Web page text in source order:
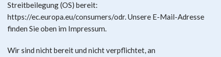
Streitbeilegung (OS) bereit:
https://ec.europa.eu/consumers/odr. Unsere E-Mail-Adresse
finden Sie oben im Impressum.
Wir sind nicht bereit und nicht verpflichtet, an